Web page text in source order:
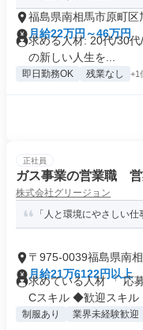
福島県南相馬市原町区
月給22万円～46万円
求める人材: 20代/30
の新しい人生を...
即日勤務OK 残業なし +1
正社員
ガス事業の営業職
株式会社グリージョン
「人と環境にやさしい
〒975-0039福島県南
月給21万6122円以上
求めている人材 「 応
Cスキル ◆歓迎スキル
制服あり 業界未経験歓迎